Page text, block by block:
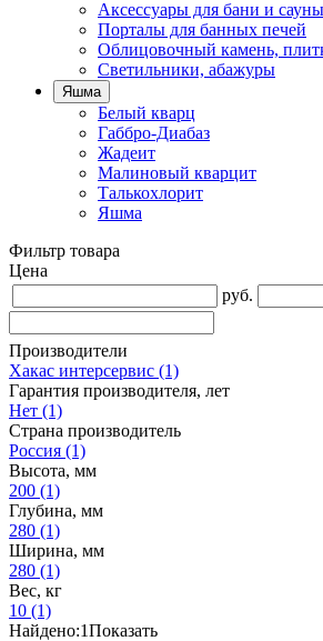
Аксессуары для бани и сауны
Порталы для банных печей
Облицовочный камень,
Светильники, абажуры
Яшма
Белый кварц
Габбро-Диабаз
Жадеит
Малиновый кварцит
Талькохлорит
Яшма
Фильтр товара
Цена
руб.
Производители
Хакас интерсервис (1)
Гарантия производителя, лет
Нет (1)
Страна производитель
Россия (1)
Высота, мм
200 (1)
Глубина, мм
280 (1)
Ширина, мм
280 (1)
Вес, кг
10 (1)
Найдено:1Показать